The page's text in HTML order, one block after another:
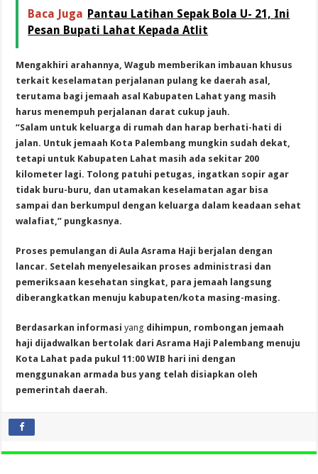
Baca Juga Pantau Latihan Sepak Bola U- 21, Ini
Pesan Bupati Lahat Kepada Atlit
Mengakhiri arahannya, Wagub memberikan imbauan khusus
terkait keselamatan perjalanan pulang ke daerah asal,
terutama bagi jemaah asal Kabupaten Lahat yang masih
harus menempuh perjalanan darat cukup jauh.
“Salam untuk keluarga di rumah dan harap berhati-hati di
jalan. Untuk jemaah Kota Palembang mungkin sudah dekat,
tetapi untuk Kabupaten Lahat masih ada sekitar 200
kilometer lagi. Tolong patuhi petugas, ingatkan sopir agar
tidak buru-buru, dan utamakan keselamatan agar bisa
sampai dan berkumpul dengan keluarga dalam keadaan sehat
walafiat,” pungkasnya.
Proses pemulangan di Aula Asrama Haji berjalan dengan
lancar. Setelah menyelesaikan proses administrasi dan
pemeriksaan kesehatan singkat, para jemaah langsung
diberangkatkan menuju kabupaten/kota masing-masing.
Berdasarkan informasi yang dihimpun, rombongan jemaah
haji dijadwalkan bertolak dari Asrama Haji Palembang menuju
Kota Lahat pada pukul 11:00 WIB hari ini dengan
menggunakan armada bus yang telah disiapkan oleh
pemerintah daerah.